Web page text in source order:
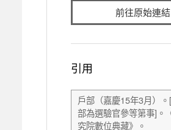
前往原始連結
引用